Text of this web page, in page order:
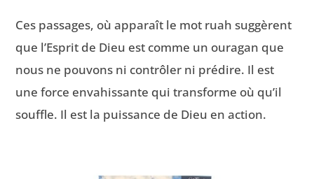
Ces passages, où apparaît le mot ruah suggèrent
que l’Esprit de Dieu est comme un ouragan que
nous ne pouvons ni contrôler ni prédire. Il est
une force envahissante qui transforme où qu’il
souffle. Il est la puissance de Dieu en action.